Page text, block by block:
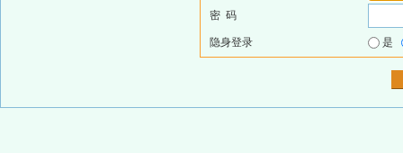
密 码
隐身登录 是